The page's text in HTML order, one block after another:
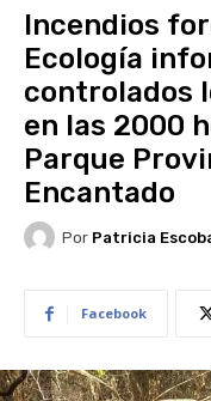
Incendios
Ecología
controlados
en las 2000
Parque
Encantado
Por Patricia
Facebook